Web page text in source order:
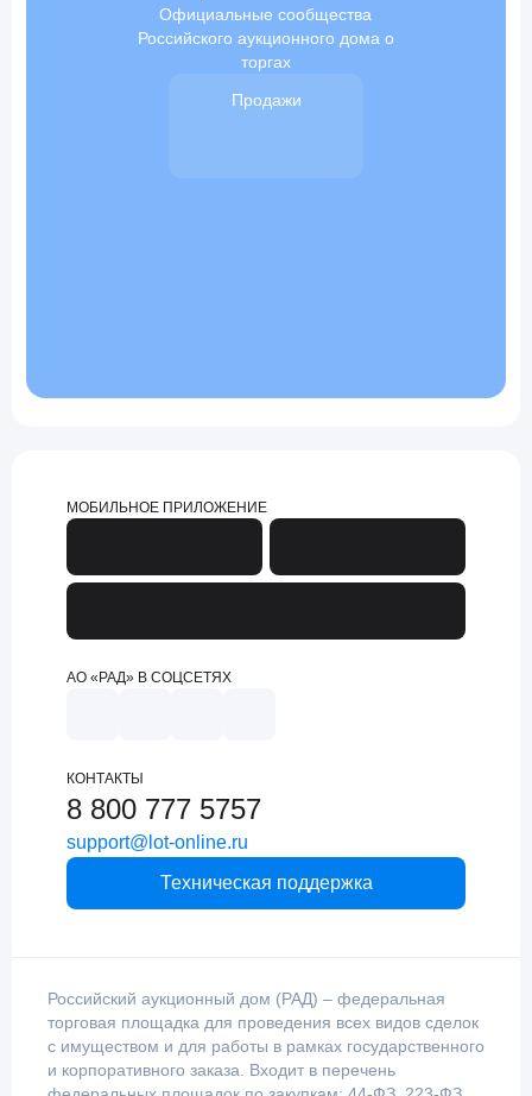
Официальные сообщества
Российского аукционного дома о
торгах
Продажи
МОБИЛЬНОЕ ПРИЛОЖЕНИЕ
АО «РАД» В СОЦСЕТЯХ
КОНТАКТЫ
8 800 777 5757
support@lot-online.ru
Техническая поддержка
Российский аукционный дом (РАД) – федеральная
торговая площадка для проведения всех видов сделок
с имуществом и для работы в рамках государственного
и корпоративного заказа. Входит в перечень